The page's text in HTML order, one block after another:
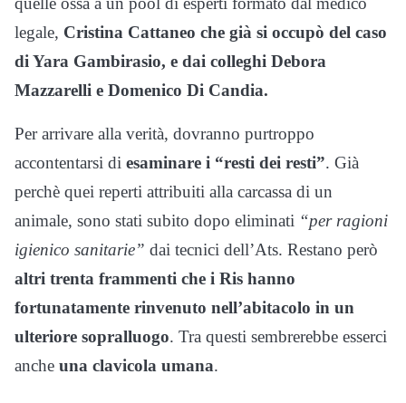
legale, Cristina Cattaneo che già si occupò del caso
di Yara Gambirasio, e dai colleghi Debora
Mazzarelli e Domenico Di Candia.
Per arrivare alla verità, dovranno purtroppo
accontentarsi di esaminare i “resti dei resti”. Già
perchè quei reperti attribuiti alla carcassa di un
animale, sono stati subito dopo eliminati “per ragioni
igienico sanitarie” dai tecnici dell’Ats. Restano però
altri trenta frammenti che i Ris hanno
fortunatamente rinvenuto nell’abitacolo in un
ulteriore sopralluogo. Tra questi sembrerebbe esserci
anche una clavicola umana.